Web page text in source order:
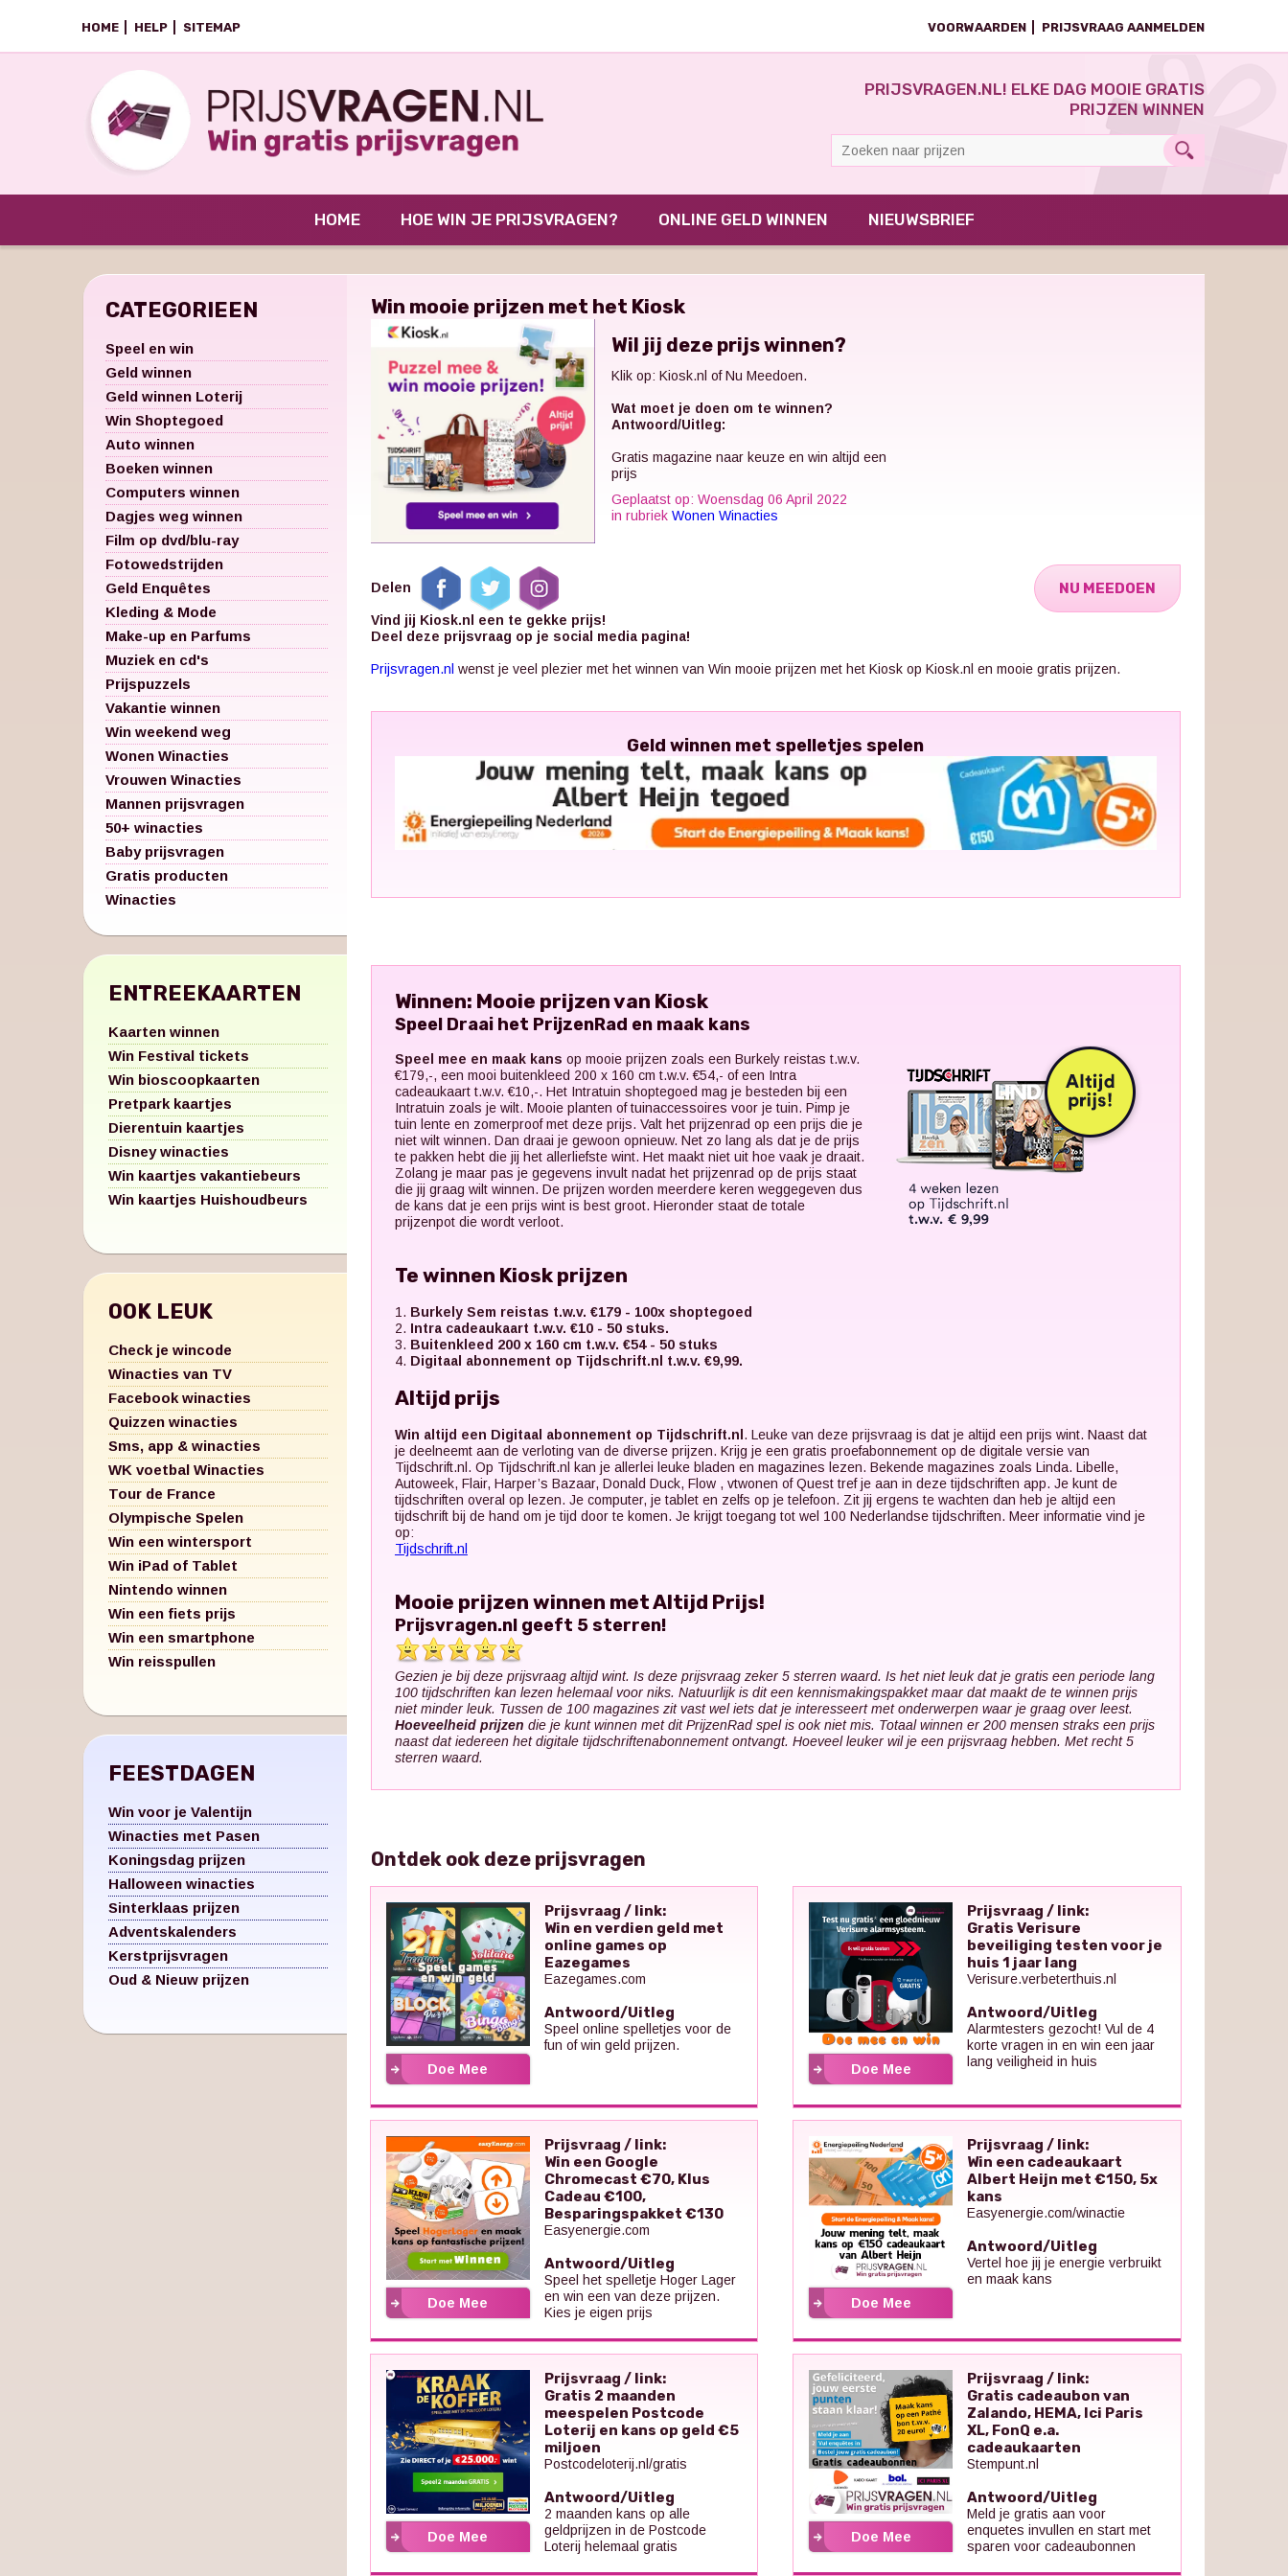
HOME HELP SITEMAP VOORWAARDEN PRIJSVRAAG AANMELDEN
PRIJSVRAGEN.NL! ELKE DAG MOOIE GRATIS
PRIJZEN WINNEN
HOME HOE WIN JE PRIJSVRAGEN? ONLINE GELD WINNEN NIEUWSBRIEF
CATEGORIEEN
Speel en win
Geld winnen
Geld winnen Loterij
Win Shoptegoed
Auto winnen
Boeken winnen
Computers winnen
Dagjes weg winnen
Film op dvd/blu-ray
Fotowedstrijden
Geld Enquêtes
Kleding & Mode
Make-up en Parfums
Muziek en cd's
Prijspuzzels
Vakantie winnen
Win weekend weg
Wonen Winacties
Vrouwen Winacties
Mannen prijsvragen
50+ winacties
Baby prijsvragen
Gratis producten
Winacties
ENTREEKAARTEN
Kaarten winnen
Win Festival tickets
Win bioscoopkaarten
Pretpark kaartjes
Dierentuin kaartjes
Disney winacties
Win kaartjes vakantiebeurs
Win kaartjes Huishoudbeurs
OOK LEUK
Check je wincode
Winacties van TV
Facebook winacties
Quizzen winacties
Sms, app & winacties
WK voetbal Winacties
Tour de France
Olympische Spelen
Win een wintersport
Win iPad of Tablet
Nintendo winnen
Win een fiets prijs
Win een smartphone
Win reisspullen
FEESTDAGEN
Win voor je Valentijn
Winacties met Pasen
Koningsdag prijzen
Halloween winacties
Sinterklaas prijzen
Adventskalenders
Kerstprijsvragen
Oud & Nieuw prijzen
Win mooie prijzen met het Kiosk
Wil jij deze prijs winnen?
Klik op: Kiosk.nl of Nu Meedoen.
Wat moet je doen om te winnen?
Antwoord/Uitleg:
Gratis magazine naar keuze en win altijd een
prijs
Geplaatst op: Woensdag 06 April 2022
in rubriek Wonen Winacties
Delen NU MEEDOEN
Vind jij Kiosk.nl een te gekke prijs!
Deel deze prijsvraag op je social media pagina!
Prijsvragen.nl wenst je veel plezier met het winnen van Win mooie prijzen met het Kiosk op Kiosk.nl en mooie gratis prijzen.
Geld winnen met spelletjes spelen
Winnen: Mooie prijzen van Kiosk
Speel Draai het PrijzenRad en maak kans
Speel mee en maak kans op mooie prijzen zoals een Burkely reistas t.w.v.
€179,-, een mooi buitenkleed 200 x 160 cm t.w.v. €54,- of een Intra
cadeaukaart t.w.v. €10,-. Het Intratuin shoptegoed mag je besteden bij een
Intratuin zoals je wilt. Mooie planten of tuinaccessoires voor je tuin. Pimp je
tuin lente en zomerproof met deze prijs. Valt het prijzenrad op een prijs die je
niet wilt winnen. Dan draai je gewoon opnieuw. Net zo lang als dat je de prijs
te pakken hebt die jij het allerliefste wint. Het maakt niet uit hoe vaak je draait.
Zolang je maar pas je gegevens invult nadat het prijzenrad op de prijs staat
die jij graag wilt winnen. De prijzen worden meerdere keren weggegeven dus
de kans dat je een prijs wint is best groot. Hieronder staat de totale
prijzenpot die wordt verloot.
Te winnen Kiosk prijzen
1. Burkely Sem reistas t.w.v. €179 - 100x shoptegoed
2. Intra cadeaukaart t.w.v. €10 - 50 stuks.
3. Buitenkleed 200 x 160 cm t.w.v. €54 - 50 stuks
4. Digitaal abonnement op Tijdschrift.nl t.w.v. €9,99.
Altijd prijs
Win altijd een Digitaal abonnement op Tijdschrift.nl . Leuke van deze prijsvraag is dat je altijd een prijs wint. Naast dat
je deelneemt aan de verloting van de diverse prijzen. Krijg je een gratis proefabonnement op de digitale versie van
Tijdschrift.nl. Op Tijdschrift.nl kan je allerlei leuke bladen en magazines lezen. Bekende magazines zoals Linda. Libelle,
Autoweek, Flair, Harper’s Bazaar, Donald Duck, Flow , vtwonen of Quest tref je aan in deze tijdschriften app. Je kunt de
tijdschriften overal op lezen. Je computer, je tablet en zelfs op je telefoon. Zit jij ergens te wachten dan heb je altijd een
tijdschrift bij de hand om je tijd door te komen. Je krijgt toegang tot wel 100 Nederlandse tijdschriften. Meer informatie vind je
op:
Tijdschrift.nl
Mooie prijzen winnen met Altijd Prijs!
Prijsvragen.nl geeft 5 sterren!
Gezien je bij deze prijsvraag altijd wint. Is deze prijsvraag zeker 5 sterren waard. Is het niet leuk dat je gratis een periode lang
100 tijdschriften kan lezen helemaal voor niks. Natuurlijk is dit een kennismakingspakket maar dat maakt de te winnen prijs
niet minder leuk. Tussen de 100 magazines zit vast wel iets dat je interesseert met onderwerpen waar je graag over leest.
Hoeveelheid prijzen die je kunt winnen met dit PrijzenRad spel is ook niet mis. Totaal winnen er 200 mensen straks een prijs
naast dat iedereen het digitale tijdschriftenabonnement ontvangt. Hoeveel leuker wil je een prijsvraag hebben. Met recht 5
sterren waard.
Ontdek ook deze prijsvragen
Doe Mee
Prijsvraag / link:
Win en verdien geld met
online games op
Eazegames
Eazegames.com
Antwoord/Uitleg
Speel online spelletjes voor de
fun of win geld prijzen.
Doe Mee
Prijsvraag / link:
Gratis Verisure
beveiliging testen voor je
huis 1 jaar lang
Verisure.verbeterthuis.nl
Antwoord/Uitleg
Alarmtesters gezocht! Vul de 4
korte vragen in en win een jaar
lang veiligheid in huis
Doe Mee
Prijsvraag / link:
Win een Google
Chromecast €70, Klus
Cadeau €100,
Besparingspakket €130
Easyenergie.com
Antwoord/Uitleg
Speel het spelletje Hoger Lager
en win een van deze prijzen.
Kies je eigen prijs
Doe Mee
Prijsvraag / link:
Win een cadeaukaart
Albert Heijn met €150, 5x
kans
Easyenergie.com/winactie
Antwoord/Uitleg
Vertel hoe jij je energie verbruikt
en maak kans
Doe Mee
Prijsvraag / link:
Gratis 2 maanden
meespelen Postcode
Loterij en kans op geld €5
miljoen
Postcodeloterij.nl/gratis
Antwoord/Uitleg
2 maanden kans op alle
geldprijzen in de Postcode
Loterij helemaal gratis
Doe Mee
Prijsvraag / link:
Gratis cadeaubon van
Zalando, HEMA, Ici Paris
XL, FonQ e.a.
cadeaukaarten
Stempunt.nl
Antwoord/Uitleg
Meld je gratis aan voor
enquetes invullen en start met
sparen voor cadeaubonnen